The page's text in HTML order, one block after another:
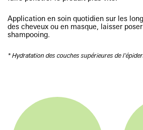
Application en soin quotidien sur les
des cheveux ou en masque, laisser
shampooing.
* Hydratation des couches supérieures de